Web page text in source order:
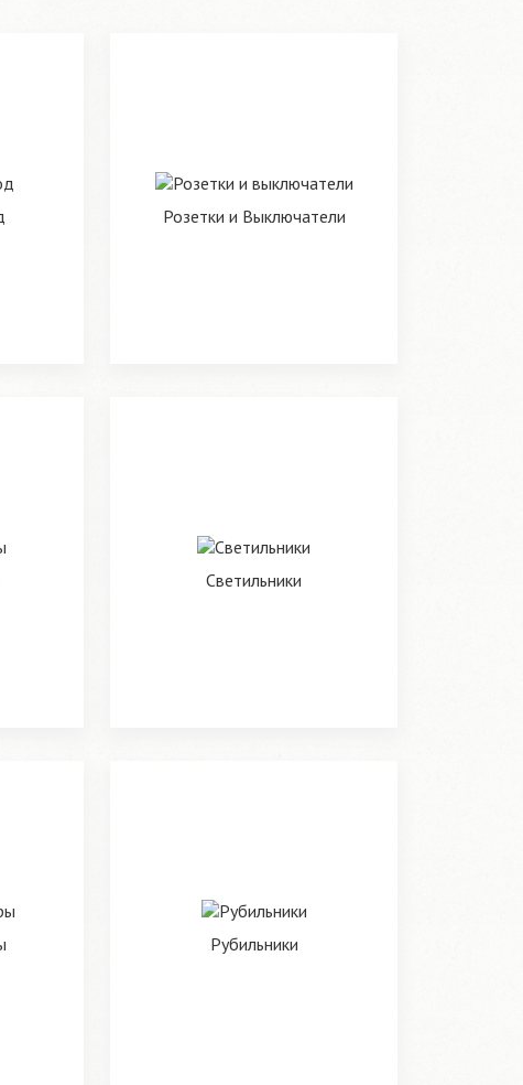
Розетки и Выключатели
Светильники
Рубильники